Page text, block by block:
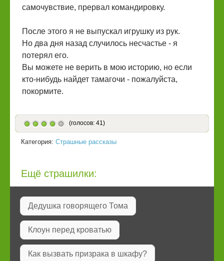
самочувствие, прервал командировку.
После этого я не выпускал игрушку из рук.
Но два дня назад случилось несчастье - я
потерял его.
Вы можете не верить в мою историю, но если
кто-нибудь найдет тамагочи - пожалуйста,
покормите.
(голосов: 41)
Категория: Страшные рассказы
Ещё страшилки:
Дедушка говорящего Тома
Клоун перед кроватью
Как вызвать призрака в шкафу?